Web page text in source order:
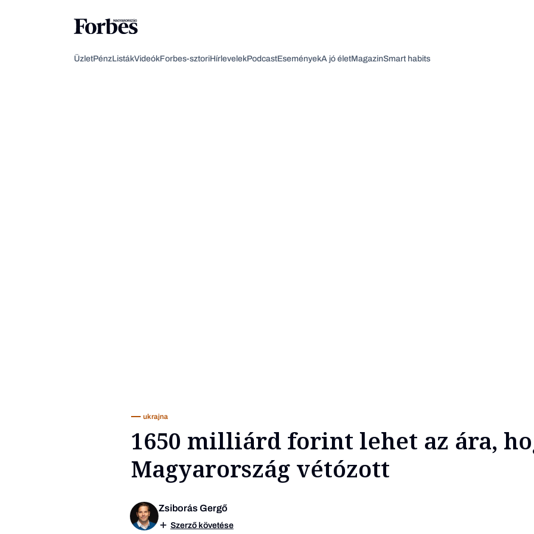
ÜzletPénzListákVideókForbes-sztoriHírlevelekPodcastEseményekA jó életMagazinSmart habits
ukrajna
1650 milliárd forint lehet az ára,
Magyarország vétózott
Zsiborás Gergő
Szerző követése